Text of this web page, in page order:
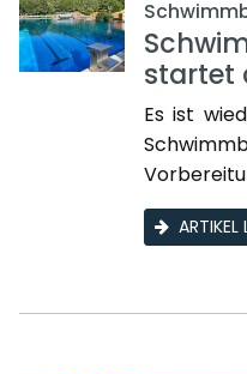
startet
Es ist
ARTIKEL